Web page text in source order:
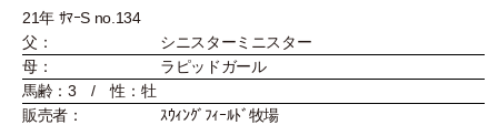
21年 ｻﾏｰS no.134
父：
シニスターミニスター
母：
ラピッドガール
馬齢：3 / 性：牡
販売者：
ｽｳｨﾝｸﾞﾌｨｰﾙﾄﾞ牧場